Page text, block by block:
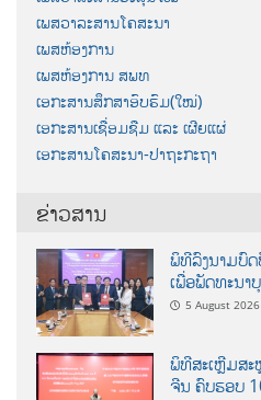
ເພສວາລະສານໂຄສະນາ
ເພສຫ້ອງການ
ເພສຫ້ອງການ ສພທ
ເອກະສານສຶກສາອົບຮົມ(ໃໝ່)
ເອກະສານເຊື່ອມຊືມ ແລະ ເຜີຍແຜ່
ເອກະສານໂຄສະນາ-ປາຖະກະຖາ
ຂ່າວສານ
ພິທີລົງນາມບົ
ເພື່ອພັດທະນ
5 August 2026
ພິທີສະເຫຼີມສ
ຈີນ ຄົບຮອບ